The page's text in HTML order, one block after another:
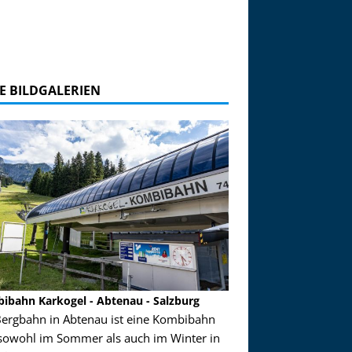
BILDGALERIEN
Karkogel - Abtenau - Salzburg
in Abtenau ist eine Kombibahn
im Sommer als auch im Winter in